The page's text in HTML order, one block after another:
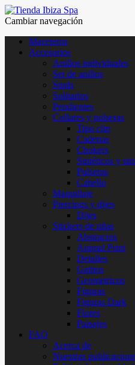
Cambiar navegación
Maceteros
Accesorios
Anillos individuales
Set de anillos
Studs
Solitarios
Pendientes
Collares y pulseras
Tipo clip
Cadenas
Chokers
Sintéticos y
Pulseras
Cabello
Maquillaje
Piercings y dijes
Dijes
Stickers de uñas
Abstractos
Animal Print
Detalles
Gatitos
Geometricos
Figuras
Figuras Dark
Flores
Paisajes
FAQ
Acerca de
Nuestras